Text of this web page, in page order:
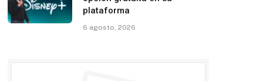
plataforma
6 agosto, 2026